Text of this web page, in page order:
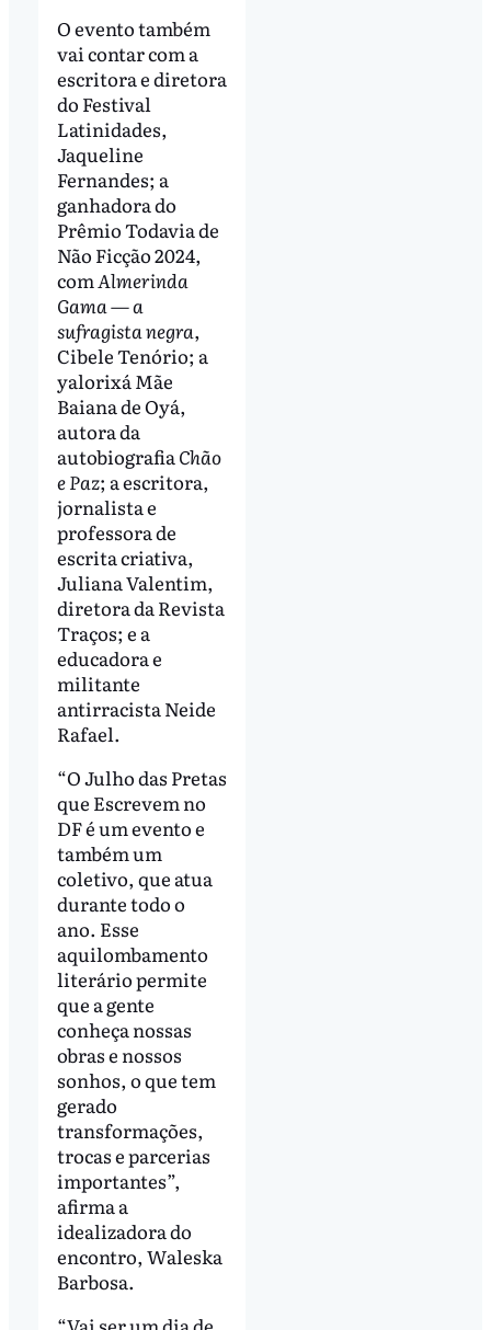
O evento também
vai contar com a
escritora e diretora
do Festival
Latinidades,
Jaqueline
Fernandes; a
ganhadora do
Prêmio Todavia de
Não Ficção 2024,
comAlmerinda
Gama — a
sufragista negra,
Cibele Tenório; a
yalorixá Mãe
Baiana de Oyá,
autora da
autobiografiaChão
e Paz; a escritora,
jornalista e
professora de
escrita criativa,
Juliana Valentim,
diretora da Revista
Traços; e a
educadora e
militante
antirracista Neide
Rafael.
“O Julho das Pretas
que Escrevem no
DF é um evento e
também um
coletivo, que atua
durante todo o
ano. Esse
aquilombamento
literário permite
que a gente
conheça nossas
obras e nossos
sonhos, o que tem
gerado
transformações,
trocas e parcerias
importantes”,
afirma a
idealizadora do
encontro, Waleska
Barbosa.